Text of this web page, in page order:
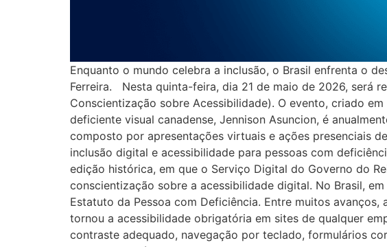
Enquanto o mundo celebra a inclusão, o Brasil enfrenta o
Ferreira. Nesta quinta-feira, dia 21 de maio de 2026, será
Conscientização sobre Acessibilidade). O evento, criado
deficiente visual canadense, Jennison Asuncion, é
composto por apresentações virtuais e ações presenciais
inclusão digital e acessibilidade para pessoas com
edição histórica, em que o Serviço Digital do Governo do
conscientização sobre a acessibilidade digital. No Brasil,
Estatuto da Pessoa com Deficiência. Entre muitos
tornou a acessibilidade obrigatória em sites de qualquer
contraste adequado, navegação por teclado, formulários